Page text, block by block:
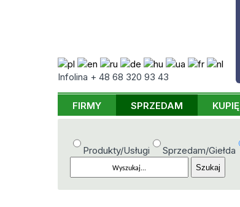
Infolina + 48 68 320 93 43
FIRMY SPRZEDAM KUPIĘ
Produkty/Usługi Sprzedam/Giełda